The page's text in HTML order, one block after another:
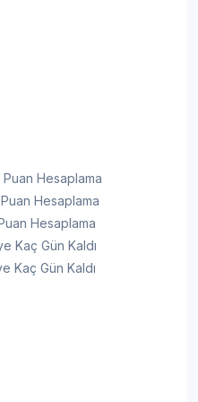
Puan Hesaplama
Puan Hesaplama
Hesaplama
Kaç Gün Kaldı
Kaç Gün Kaldı